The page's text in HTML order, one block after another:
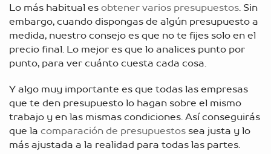
Lo más habitual esobtener varios presupuestos. Sin
embargo, cuando dispongas de algún presupuesto a
medida, nuestro consejo es que no te fijes solo en el
precio final. Lo mejor es que lo analices punto por
punto, para ver cuánto cuesta cada cosa.
Y algo muy importante es que todas las empresas
que te den presupuesto lo hagan sobre el mismo
trabajo y en las mismas condiciones. Así conseguirás
que la comparación de presupuestos sea justa y lo
más ajustada a la realidad para todas las partes.